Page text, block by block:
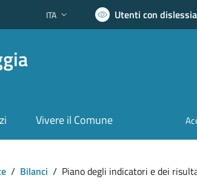
Lingua attiva:
ITA Utenti con dislessia
Vivere il Comune
/ Bilanci / Piano degli indicatori e dei